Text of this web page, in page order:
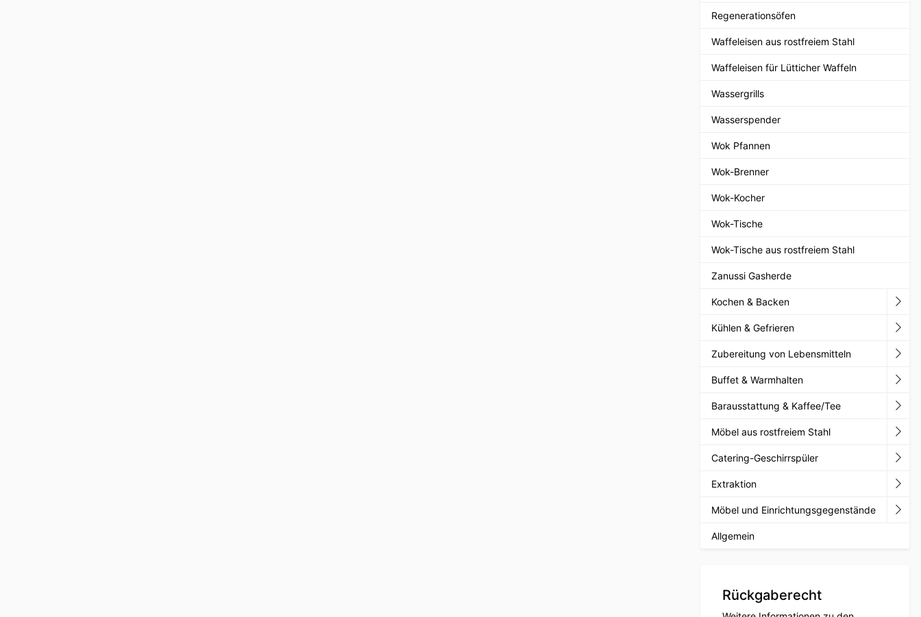
Regenerationsöfen
Waffeleisen aus rostfreiem Stahl
Waffeleisen für Lütticher Waffeln
Wassergrills
Wasserspender
Wok Pfannen
Wok-Brenner
Wok-Kocher
Wok-Tische
Wok-Tische aus rostfreiem Stahl
Zanussi Gasherde
Kochen & Backen
Kühlen & Gefrieren
Zubereitung von Lebensmitteln
Buffet & Warmhalten
Barausstattung & Kaffee/Tee
Möbel aus rostfreiem Stahl
Catering-Geschirrspüler
Extraktion
Möbel und Einrichtungsgegenstände
Allgemein
Rückgaberecht